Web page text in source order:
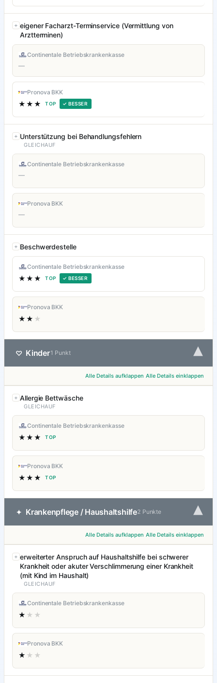
eigener Facharzt-Terminservice (Vermittlung von
Arztterminen)
Continentale Betriebskrankenkasse
—
Pronova BKK
★★★ TOP ✓ BESSER
Unterstützung bei Behandlungsfehlern
GLEICHAUF
Continentale Betriebskrankenkasse
—
Pronova BKK
—
Beschwerdestelle
Continentale Betriebskrankenkasse
★★★ TOP ✓ BESSER
Pronova BKK
★★ ★
♡ Kinder1 Punkt ▾
Alle Details aufklappen Alle Details einklappen
Allergie Bettwäsche
GLEICHAUF
Continentale Betriebskrankenkasse
★★★ TOP
Pronova BKK
★★★ TOP
✦ Krankenpflege / Haushaltshilfe2 Punkte ▾
Alle Details aufklappen Alle Details einklappen
erweiterter Anspruch auf Haushaltshilfe bei schwerer
Krankheit oder akuter Verschlimmerung einer Krankheit
(mit Kind im Haushalt)
GLEICHAUF
Continentale Betriebskrankenkasse
★ ★★
Pronova BKK
★ ★★